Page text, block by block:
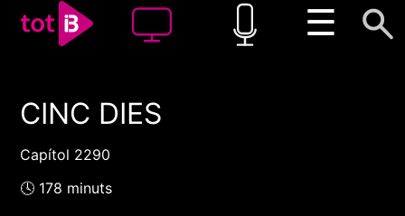
☰
00:00 00:00
CINC DIES
Capítol 2290
🕓 178 minuts